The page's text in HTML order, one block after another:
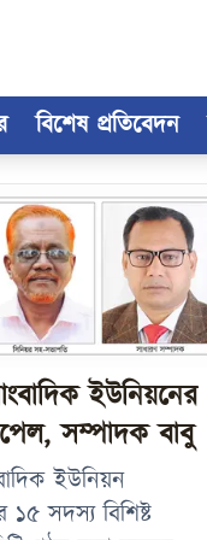
বিশেষ প্রতিবেদন
ইউনিয়নের
সম্পাদক বাবু
ইউনিয়ন
সদস্য বিশিষ্ট